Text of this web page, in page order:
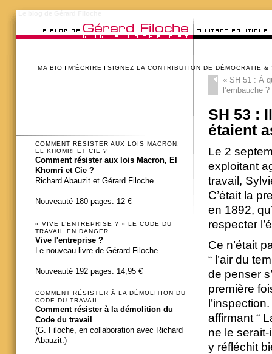
MA BIO M’ÉCRIRE SIGNEZ LA CONTRIBUTION DE DÉMOCRATIE &
«SH 51 : À
l’embauche ?
SH 53 :
étaient
Le 2
exploitant
travail,
C’était la
en 1892,
respecter
Ce n’était
“ l’air du
de penser
première
affirmant “
ne le serait-
y réfléchit
COMMENT RÉSISTER AUX LOIS MACRON,
EL KHOMRI ET CIE ?
Comment résister aux lois Macron, El
Khomri et Cie ?
Richard Abauzit et Gérard Filoche
Nouveauté 180 pages. 12 €
« VIVE L’ENTREPRISE ? » LE CODE DU
TRAVAIL EN DANGER
Vive l'entreprise ?
Le nouveau livre de Gérard Filoche
Nouveauté 192 pages. 14,95 €
COMMENT RÉSISTER À LA DÉMOLITION DU
CODE DU TRAVAIL
Comment résister à la démolition du
Code du travail
(G. Filoche, en collaboration avec Richard
Abauzit.)